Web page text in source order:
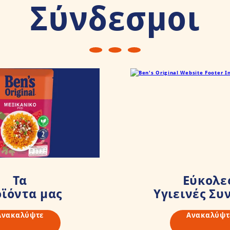
Σύνδεσμοι
Τα
μας Υγιεινές